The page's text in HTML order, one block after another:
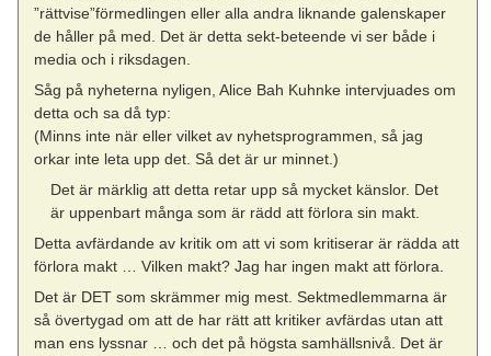
”rättvise”förmedlingen eller alla andra liknande galenskaper
de håller på med. Det är detta sekt-beteende vi ser både i
media och i riksdagen.
Såg på nyheterna nyligen, Alice Bah Kuhnke intervjuades om
detta och sa då typ:
(Minns inte när eller vilket av nyhetsprogrammen, så jag
orkar inte leta upp det. Så det är ur minnet.)
Det är märklig att detta retar upp så mycket känslor. Det
är uppenbart många som är rädd att förlora sin makt.
Detta avfärdande av kritik om att vi som kritiserar är rädda att
förlora makt … Vilken makt? Jag har ingen makt att förlora.
Det är DET som skrämmer mig mest. Sektmedlemmarna är
så övertygad om att de har rätt att kritiker avfärdas utan att
man ens lyssnar … och det på högsta samhällsnivå. Det är